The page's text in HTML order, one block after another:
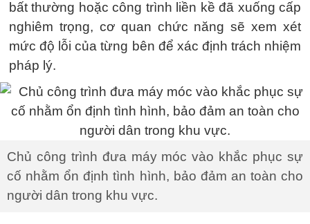
bất thường hoặc công trình liền kề đã xuống cấp
nghiêm trọng, cơ quan chức năng sẽ xem xét
mức độ lỗi của từng bên để xác định trách nhiệm
pháp lý.
Chủ công trình đưa máy móc vào khắc phục sự
cố nhằm ổn định tình hình, bảo đảm an toàn cho
người dân trong khu vực.